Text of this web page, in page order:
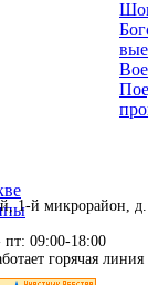
1-й микрорайон,
09:00-18:00
горячая линия